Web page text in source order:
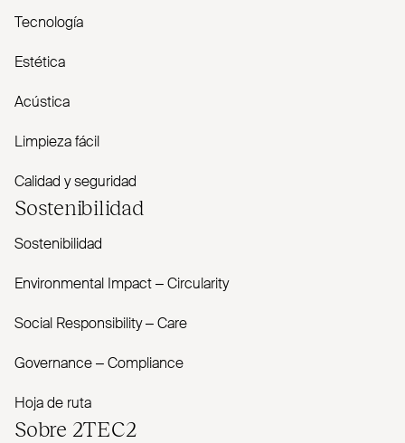
Tecnología
Estética
Acústica
Limpieza fácil
Calidad y seguridad
Sostenibilidad
Sostenibilidad
Envi­ronmental Impact – Cir­cularity
Social Responsibility – Care
Governance – Com­pliance
Hoja de ruta
Sobre 2TEC2